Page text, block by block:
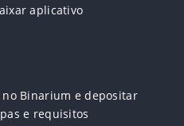
aplicativo
Binarium e depositar
e requisitos